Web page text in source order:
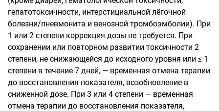
гепатотоксичности, интерстициальной лёгочной
болезни/пневмонита и венозной тромбоэмболии). При
1 или 2 степени коррекция дозы не требуется. При
сохранении или повторном развитии токсичности 2
степени, не снижающейся до исходного уровня или ≤ 1
степени в течение 7 дней, — временная отмена терапии
до восстановления показателя, возобновление в
сниженной дозе. При 3 или 4 степени — временная
отмена терапии до восстановления показателя,